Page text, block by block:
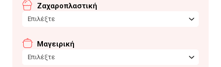
Ζαχαροπλαστική
Επιλέξτε
Μαγειρική
Επιλέξτε